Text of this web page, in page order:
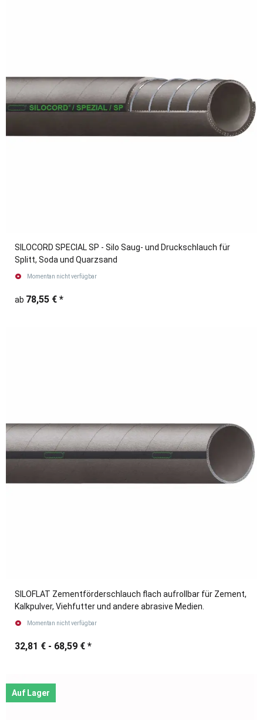
SILOCORD SPECIAL SP - Silo Saug- und Druckschlauch für
Splitt, Soda und Quarzsand
Momentan nicht verfügbar
ab 78,55 € *
SILOFLAT Zementförderschlauch flach aufrollbar für Zement,
Kalkpulver, Viehfutter und andere abrasive Medien.
Momentan nicht verfügbar
32,81 € - 68,59 € *
Auf Lager